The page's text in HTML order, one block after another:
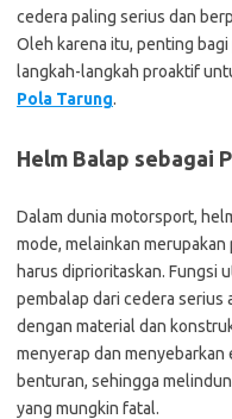
cedera paling serius dan
Oleh karena itu, penting
langkah-langkah proaktif
Pola Tarung.
Helm Balap sebagai
Dalam dunia motorsport,
mode, melainkan
harus diprioritaskan. Fungsi
pembalap dari cedera serius
dengan material dan
menyerap dan
benturan, sehingga
yang mungkin fatal.